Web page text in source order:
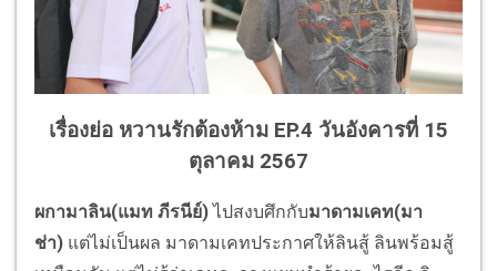
เรื่องย่อ หวานรักต้องห้าม EP.4 วันอังคารที่ 15
ตุลาคม 2567
ผกามาลิน(แมท ภีรนีย์)ไปสงบศึกกับมาดามเคท(มา
ช่า) แต่ไม่เป็นผล มาดามเคทประกาศให้ลินสู้ ลินพร้อมสู้